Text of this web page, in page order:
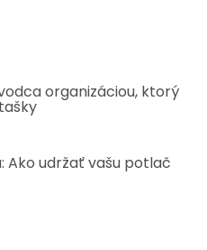
organizáciou, ktorý
Ako udržať vašu potlač